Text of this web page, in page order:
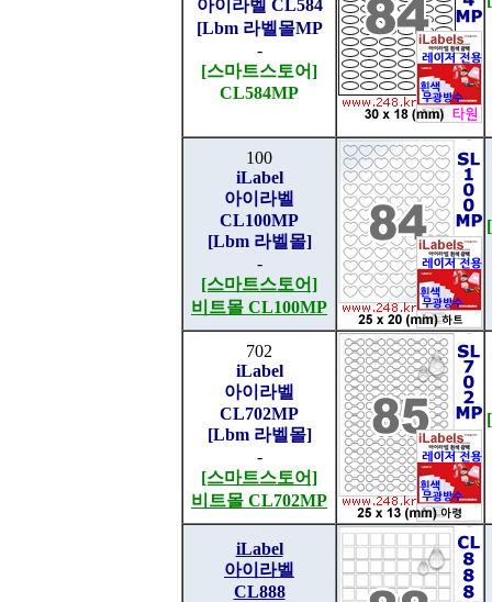
아이라벨 CL584
[Lbm 라벨몰MP
-
[스마트스토어]
CL584MP
100
iLabel
아이라벨
CL100MP
[Lbm 라벨몰]
-
[스마트스토어]
비트몰 CL100MP
702
iLabel
아이라벨
CL702MP
[Lbm 라벨몰]
-
[스마트스토어]
비트몰 CL702MP
iLabel
아이라벨
CL888